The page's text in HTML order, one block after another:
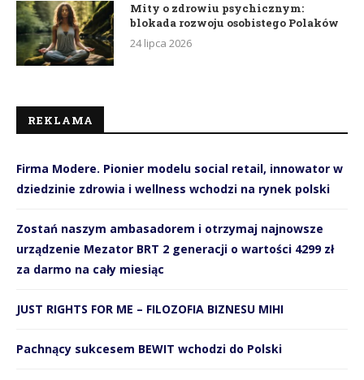
Mity o zdrowiu psychicznym:
blokada rozwoju osobistego Polaków
24 lipca 2026
REKLAMA
Firma Modere. Pionier modelu social retail, innowator w
dziedzinie zdrowia i wellness wchodzi na rynek polski
Zostań naszym ambasadorem i otrzymaj najnowsze
urządzenie Mezator BRT 2 generacji o wartości 4299 zł
za darmo na cały miesiąc
JUST RIGHTS FOR ME – FILOZOFIA BIZNESU MIHI
Pachnący sukcesem BEWIT wchodzi do Polski